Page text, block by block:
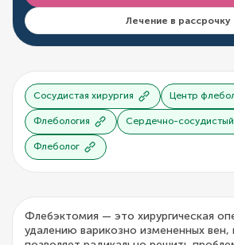
Лечение в рассрочку
Сосудистая хирургия Центр
Флебология Сердечно-сосудистый
Флеболог
Флебэктомия — это хирургическая
удалению варикозно измененных вен,